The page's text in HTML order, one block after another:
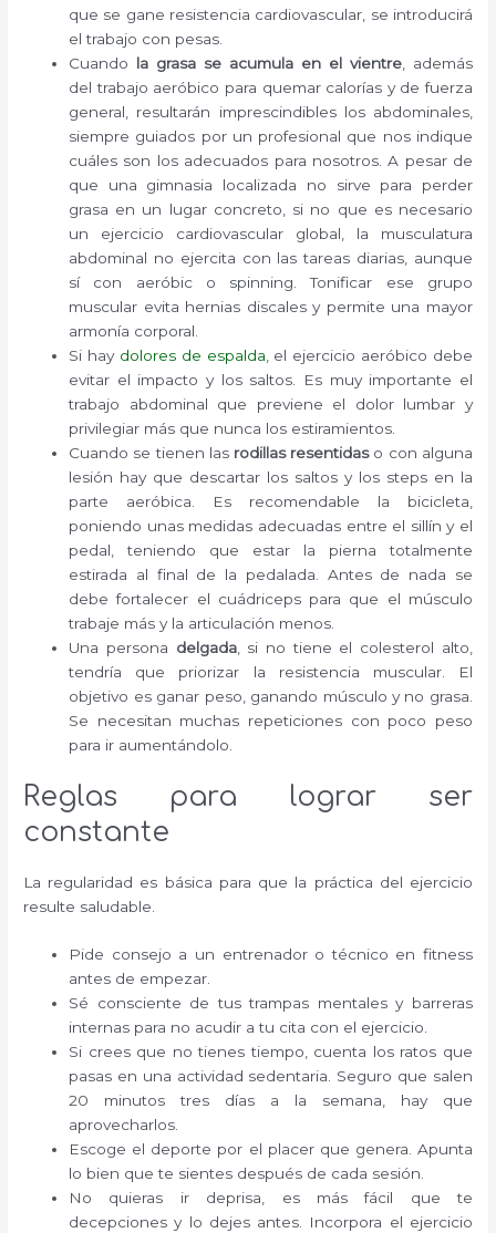
que se gane resistencia cardiovascular, se introducirá
el trabajo con pesas.
Cuando la grasa se acumula en el vientre, además
del trabajo aeróbico para quemar calorías y de fuerza
general, resultarán imprescindibles los abdominales,
siempre guiados por un profesional que nos indique
cuáles son los adecuados para nosotros. A pesar de
que una gimnasia localizada no sirve para perder
grasa en un lugar concreto, si no que es necesario
un ejercicio cardiovascular global, la musculatura
abdominal no ejercita con las tareas diarias, aunque
sí con aeróbic o spinning. Tonificar ese grupo
muscular evita hernias discales y permite una mayor
armonía corporal.
Si hay dolores de espalda , el ejercicio aeróbico debe
evitar el impacto y los saltos. Es muy importante el
trabajo abdominal que previene el dolor lumbar y
privilegiar más que nunca los estiramientos.
Cuando se tienen las rodillas resentidaso con alguna
lesión hay que descartar los saltos y los steps en la
parte aeróbica. Es recomendable la bicicleta,
poniendo unas medidas adecuadas entre el sillín y el
pedal, teniendo que estar la pierna totalmente
estirada al final de la pedalada. Antes de nada se
debe fortalecer el cuádriceps para que el músculo
trabaje más y la articulación menos.
Una persona delgada, si no tiene el colesterol alto,
tendría que priorizar la resistencia muscular. El
objetivo es ganar peso, ganando músculo y no grasa.
Se necesitan muchas repeticiones con poco peso
para ir aumentándolo.
Reglas para lograr ser
constante
La regularidad es básica para que la práctica del ejercicio
resulte saludable.
Pide consejo a un entrenador o técnico en fitness
antes de empezar.
Sé consciente de tus trampas mentales y barreras
internas para no acudir a tu cita con el ejercicio.
Si crees que no tienes tiempo, cuenta los ratos que
pasas en una actividad sedentaria. Seguro que salen
20 minutos tres días a la semana, hay que
aprovecharlos.
Escoge el deporte por el placer que genera. Apunta
lo bien que te sientes después de cada sesión.
No quieras ir deprisa, es más fácil que te
decepciones y lo dejes antes. Incorpora el ejercicio